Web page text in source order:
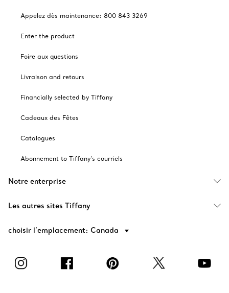
Appelez dès maintenance: 800 843 3269
Enter the product
Foire aux questions
Livraison and retours
Financially selected by Tiffany
Cadeaux des Fêtes
Catalogues
Abonnement to Tiffany's courriels
Notre enterprise
Les autres sites Tiffany
choisir l’emplacement: Canada